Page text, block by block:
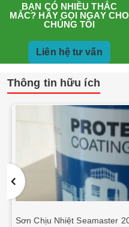
BẠN CÓ NHIỀU THẮC
MẮC? HÃY GỌI NGAY CHO
CHÚNG TÔI
Liên hệ tư vấn
Thông tin hữu ích
Sơn Chịu Nhiệt Seamaster